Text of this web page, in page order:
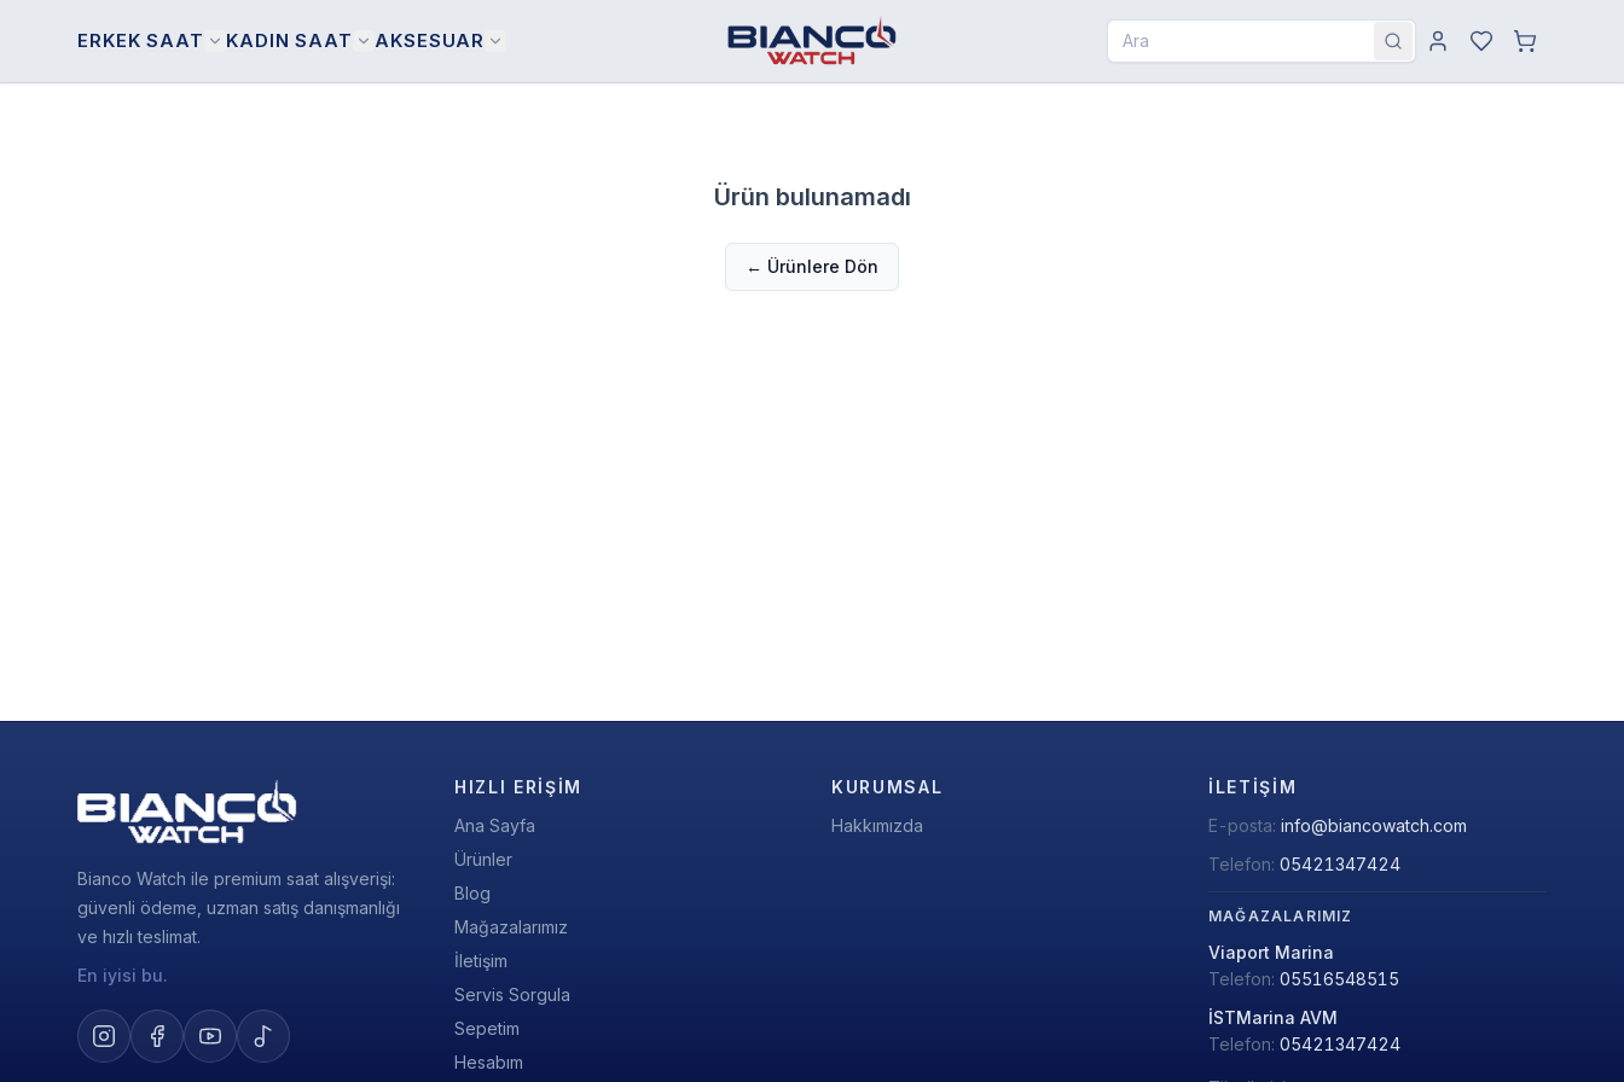
ERKEK SAAT KADIN SAAT AKSESUAR
Ürün bulunamadı
← Ürünlere Dön
Bianco Watch ile premium saat alışverişi:
güvenli ödeme, uzman satış danışmanlığı
ve hızlı teslimat.
En iyisi bu.
HIZLI ERIŞIM
Ana Sayfa
Ürünler
Blog
Mağazalarımız
İletişim
Servis Sorgula
Sepetim
Hesabım
KURUMSAL
Hakkımızda
İLETIŞIM
E-posta: info@biancowatch.com
Telefon: 05421347424
MAĞAZALARIMIZ
Viaport Marina
Telefon: 05516548515
İSTMarina AVM
Telefon: 05421347424